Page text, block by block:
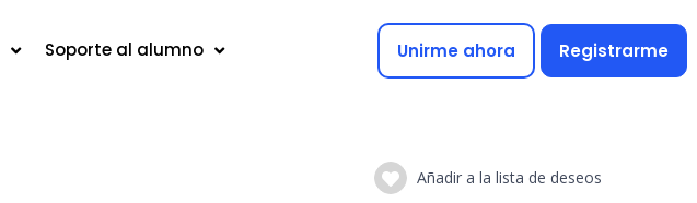
Soporte al alumno Unirme ahora Registrarme
Añadir a la lista de deseos